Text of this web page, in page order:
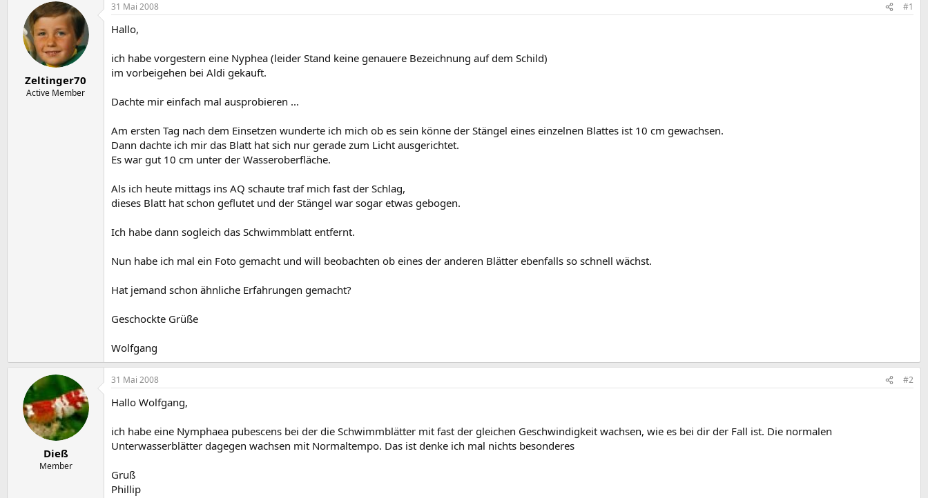
l
l
t
a
Zeltinger70
Active Member
31 Mai 2008 #1
Hallo,
ich habe vorgestern eine Nyphea (leider Stand keine genauere Bezeichnung auf dem Schild)
im vorbeigehen bei Aldi gekauft.
Dachte mir einfach mal ausprobieren ...
Am ersten Tag nach dem Einsetzen wunderte ich mich ob es sein könne der Stängel eines einzelnen Blattes ist 10 cm gewachsen.
Dann dachte ich mir das Blatt hat sich nur gerade zum Licht ausgerichtet.
Es war gut 10 cm unter der Wasseroberfläche.
Als ich heute mittags ins AQ schaute traf mich fast der Schlag,
dieses Blatt hat schon geflutet und der Stängel war sogar etwas gebogen.
Ich habe dann sogleich das Schwimmblatt entfernt.
Nun habe ich mal ein Foto gemacht und will beobachten ob eines der anderen Blätter ebenfalls so schnell wächst.
Hat jemand schon ähnliche Erfahrungen gemacht?
Geschockte Grüße
Wolfgang
Dieß
Member
31 Mai 2008 #2
Hallo Wolfgang,
ich habe eine Nymphaea pubescens bei der die Schwimmblätter mit fast der gleichen Geschwindigkeit wachsen, wie es bei dir der Fall ist. Die normalen
Unterwasserblätter dagegen wachsen mit Normaltempo. Das ist denke ich mal nichts besonderes
Gruß
Phillip